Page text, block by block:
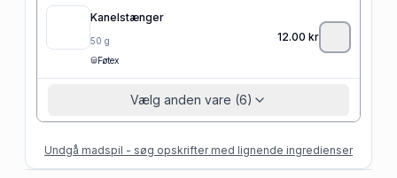
Kanelstænger
50 g
Føtex
12.00 kr
Vælg anden vare (6)
Undgå madspil - søg opskrifter med lignende ingredienser